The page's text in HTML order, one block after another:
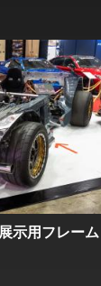
示用フレーム